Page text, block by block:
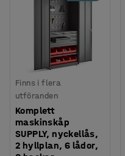
Finns i flera
utföranden
Komplett
maskinskåp
SUPPLY, nyckellås,
2 hyllplan, 6 lådor,